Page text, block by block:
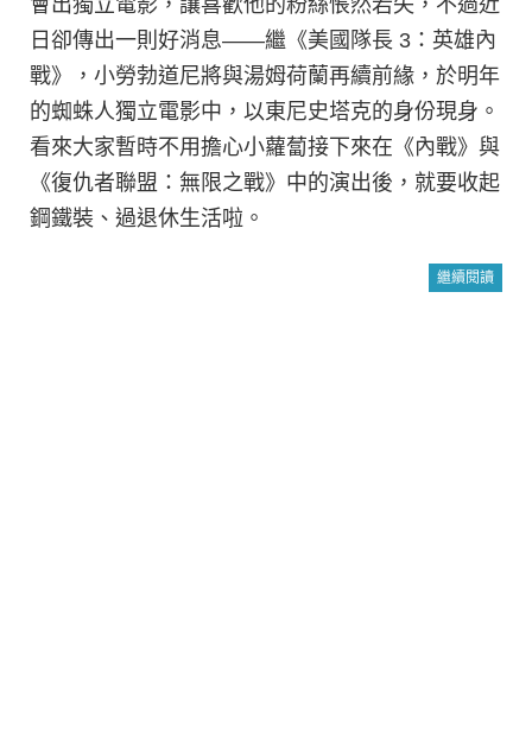
日卻傳出一則好消息——繼《美國隊長 3：英雄內
戰》，小勞勃道尼將與湯姆荷蘭再續前緣，於明年
的蜘蛛人獨立電影中，以東尼史塔克的身份現身。
看來大家暫時不用擔心小蘿蔔接下來在《內戰》與
《復仇者聯盟：無限之戰》中的演出後，就要收起
鋼鐵裝、過退休生活啦。
繼續閱讀